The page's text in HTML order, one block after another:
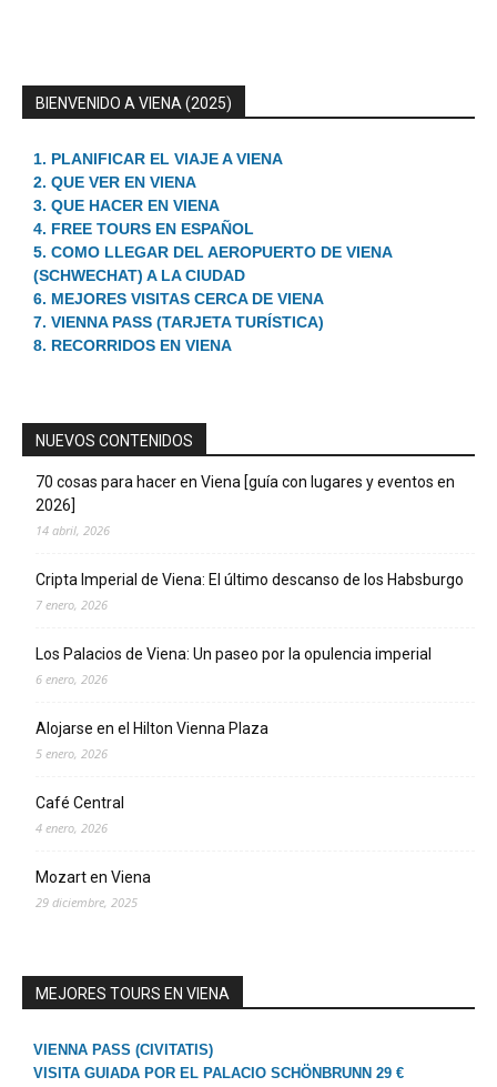
BIENVENIDO A VIENA (2025)
1. PLANIFICAR EL VIAJE A VIENA
2. QUE VER EN VIENA
3. QUE HACER EN VIENA
4. FREE TOURS EN ESPAÑOL
5. COMO LLEGAR DEL AEROPUERTO DE VIENA
(SCHWECHAT) A LA CIUDAD
6. MEJORES VISITAS CERCA DE VIENA
7. VIENNA PASS (TARJETA TURÍSTICA)
8. RECORRIDOS EN VIENA
NUEVOS CONTENIDOS
70 cosas para hacer en Viena [guía con lugares y eventos en
2026]
14 abril, 2026
Cripta Imperial de Viena: El último descanso de los Habsburgo
7 enero, 2026
Los Palacios de Viena: Un paseo por la opulencia imperial
6 enero, 2026
Alojarse en el Hilton Vienna Plaza
5 enero, 2026
Café Central
4 enero, 2026
Mozart en Viena
29 diciembre, 2025
MEJORES TOURS EN VIENA
VIENNA PASS (CIVITATIS)
VISITA GUIADA POR EL PALACIO SCHÖNBRUNN 29 €